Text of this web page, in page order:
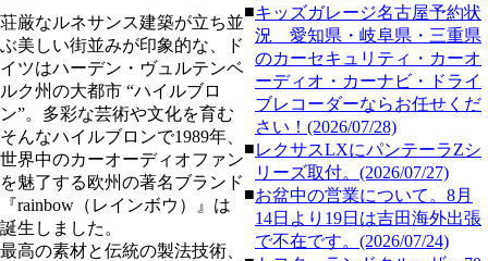
荘厳なルネサンス建築が立ち並
ぶ美しい街並みが印象的な、ド
イツはハーデン・ヴュルテンベ
ルク州の大都市 “ハイルブロ
ン”。多彩な芸術や文化を育む
そんなハイルブロンで1989年、
世界中のカーオーディオファン
を魅了する欧州の著名ブランド
『rainbow（レインボウ）』は
誕生しました。
最高の素材と伝統の製法技術、
■キッズガレージ名古屋予約状
況 愛知県・岐阜県・三重県
のカーセキュリティ・カーオ
ーディオ・カーナビ・ドライ
ブレコーダーならお任せくだ
さい！(2026/07/28)
■レクサスLXにパンテーラZシ
リーズ取付。(2026/07/27)
■お盆中の営業について。8月
14日より19日は吉田海外出張
で不在です。(2026/07/24)